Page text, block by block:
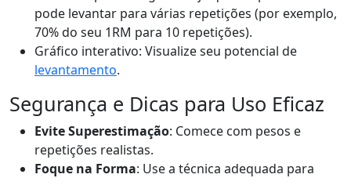
pode levantar para várias repetições (por exemplo,
70% do seu 1RM para 10 repetições).
Gráfico interativo: Visualize seu potencial de
levantamento.
Segurança e Dicas para Uso Eficaz
Evite Superestimação: Comece com pesos e
repetições realistas.
Foque na Forma: Use a técnica adequada para